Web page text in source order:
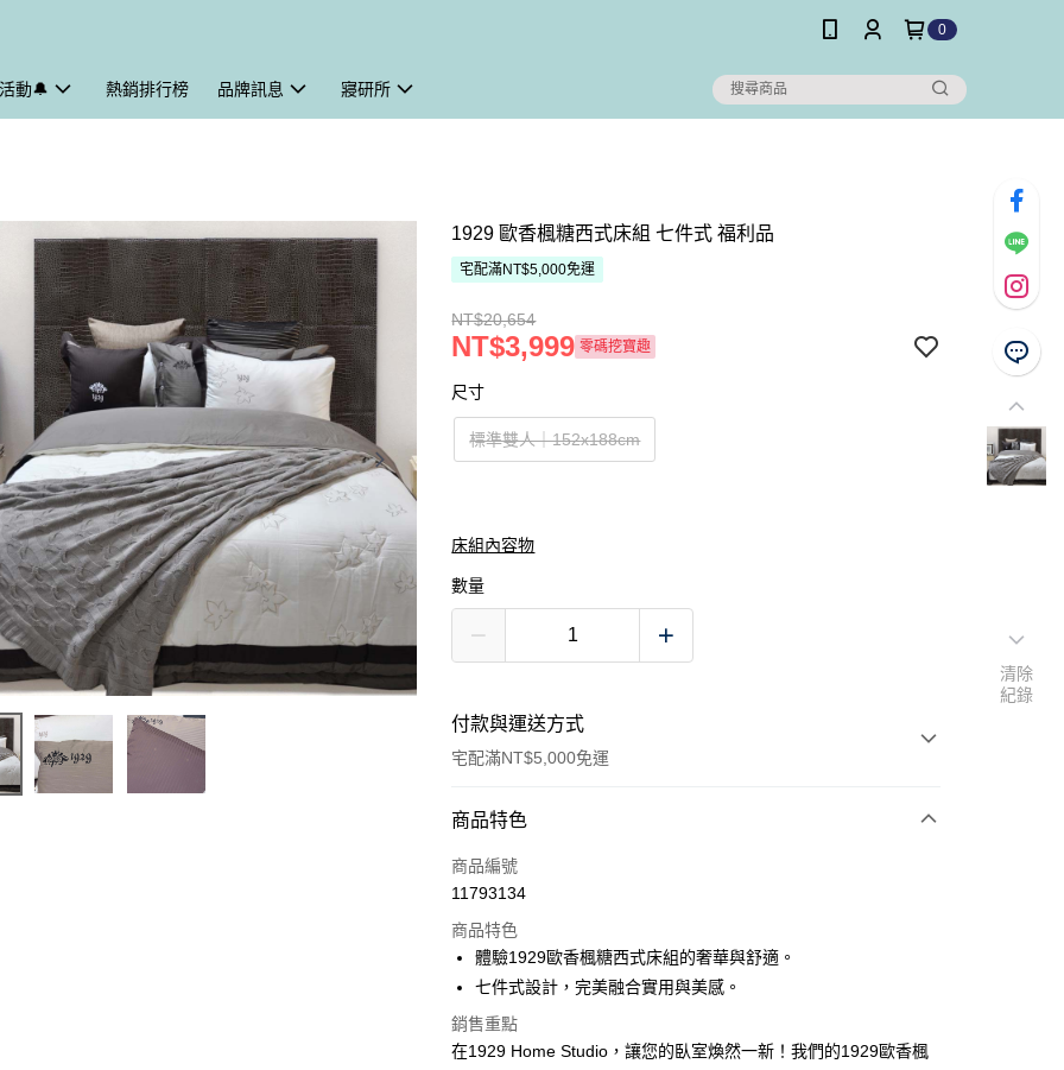
0
動🔔 熱銷排行榜 品牌訊息 寢研所
1929 歐香楓糖西式床組 七件式 福利品
宅配滿NT$5,000免運
NT$20,654
NT$3,999 零碼挖寶趣
尺寸
標準雙人｜152x188cm
床組內容物
數量
付款與運送方式
宅配滿NT$5,000免運
付款方式
信用卡一次付款
運送方式
新竹物流
每筆NT$100，滿NT$5,000(含以上)免運費
商品特色
商品編號
11793134
商品特色
體驗1929歐香楓糖西式床組的奢華與舒適。
七件式設計，完美融合實用與美感。
銷售重點
在1929 Home Studio，讓您的臥室煥然一新！我們的1929歐香楓
清除
紀錄